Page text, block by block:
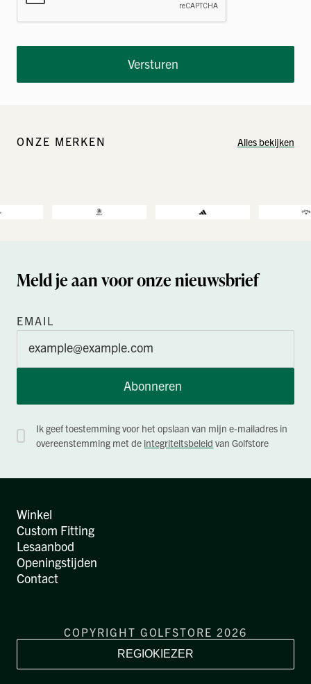
Versturen
ONZE MERKEN Alles bekijken
Meld je aan voor onze nieuwsbrief
EMAIL
Abonneren
Ik geef toestemming voor het opslaan van mijn e-mailadres in
overeenstemming met de integriteitsbeleid van Golfstore
Winkel
Custom Fitting
Lesaanbod
Openingstijden
Contact
COPYRIGHT GOLFSTORE 2026
REGIOKIEZER